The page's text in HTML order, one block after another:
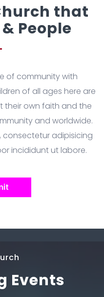
that
People
of community with
of all ages here are
their own faith and the
and worldwide.
consectetur adipisicing
incididunt ut labore.
Events